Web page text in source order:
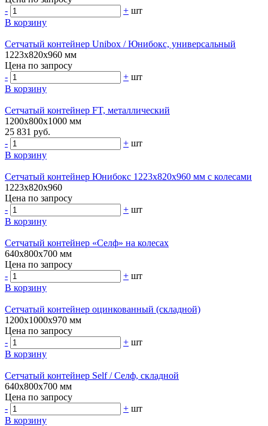
-
+ шт
В корзину
Сетчатый контейнер Unibox / Юнибокс, универсальный
1223х820х960 мм
Цена по запросу
-
+ шт
В корзину
Сетчатый контейнер FT, металлический
1200х800х1000 мм
25 831 руб.
-
+ шт
В корзину
Сетчатый контейнер Юнибокс 1223x820x960 мм с колесами
1223x820x960
Цена по запросу
-
+ шт
В корзину
Сетчатый контейнер «Селф» на колесах
640х800х700 мм
Цена по запросу
-
+ шт
В корзину
Сетчатый контейнер оцинкованный (складной)
1200х1000х970 мм
Цена по запросу
-
+ шт
В корзину
Сетчатый контейнер Self / Селф, складной
640х800х700 мм
Цена по запросу
-
+ шт
В корзину